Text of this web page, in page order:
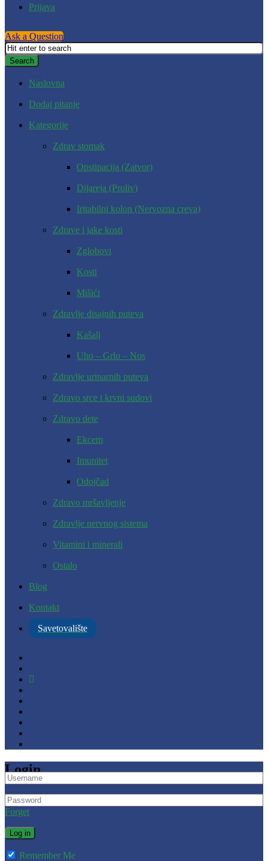
Prijava
Ask a Question
Naslovna
Dodaj pitanje
Kategorije
Zdrav stomak
Opstipacija (Zatvor)
Dijareja (Proliv)
Iritabilni kolon (Nervozna creva)
Zdrave i jake kosti
Zglobovi
Kosti
Mišići
Zdravlje disajnih puteva
Kašalj
Uho – Grlo – Nos
Zdravlje urinarnih puteva
Zdravo srce i krvni sudovi
Zdravo dete
Ekcem
Imunitet
Odojčad
Zdravo mršavljenje
Zdravlje nervnog sistema
Vitamini i minerali
Ostalo
Blog
Kontakt
Savetovalište
Login
Forget
Remember Me